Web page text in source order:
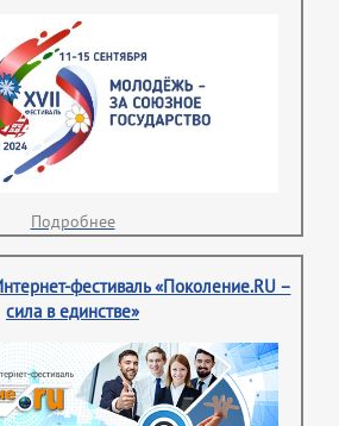
Подробнее
фестиваль «Поколение.RU –
сила в единстве»